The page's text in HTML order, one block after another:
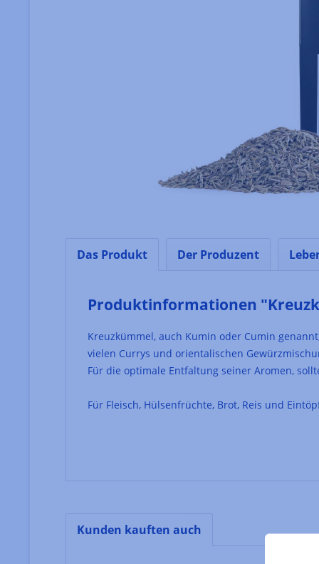
Das Produkt Der Produzent
Produktinformationen
Kreuzkümmel, auch Kumin oder Cumin
vielen Currys und orientalischen
Für die optimale Entfaltung seiner Aromen,
Für Fleisch, Hülsenfrüchte, Brot, Reis und
Kunden kauften auch